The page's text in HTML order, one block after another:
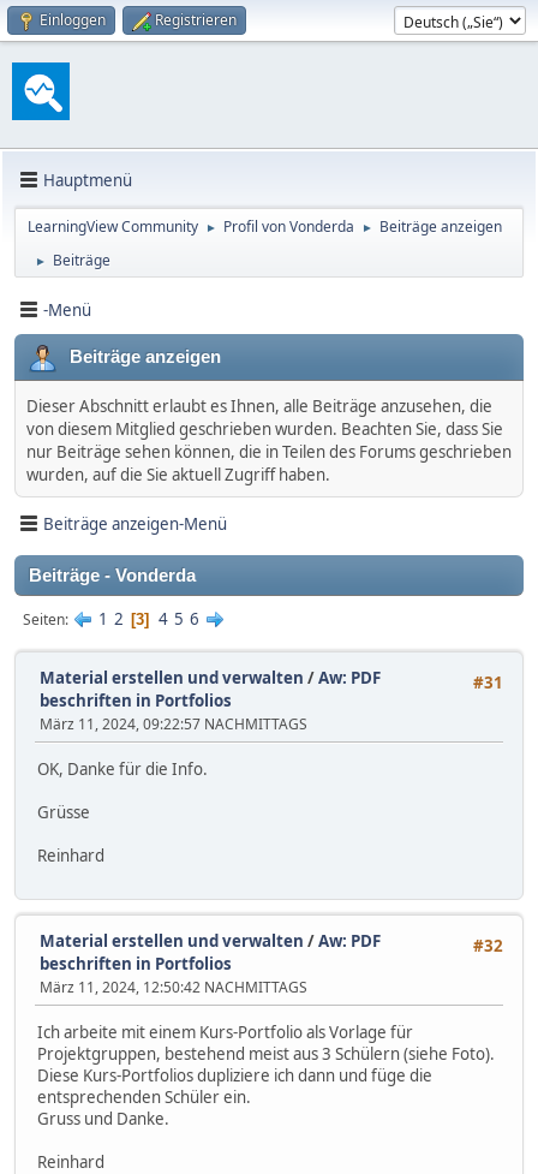
Einloggen Registrieren
Hauptmenü
LearningView Community ► Profil von Vonderda ► Beiträge anzeigen
► Beiträge
-Menü
Beiträge anzeigen
Dieser Abschnitt erlaubt es Ihnen, alle Beiträge anzusehen, die
von diesem Mitglied geschrieben wurden. Beachten Sie, dass Sie
nur Beiträge sehen können, die in Teilen des Forums geschrieben
wurden, auf die Sie aktuell Zugriff haben.
Beiträge anzeigen-Menü
Beiträge - Vonderda
Seiten 1 2 3 4 5 6
#31
Material erstellen und verwalten /Aw: PDF
beschriften in Portfolios
März 11, 2024, 09:22:57 NACHMITTAGS
OK, Danke für die Info.
Grüsse
Reinhard
#32
Material erstellen und verwalten /Aw: PDF
beschriften in Portfolios
März 11, 2024, 12:50:42 NACHMITTAGS
Ich arbeite mit einem Kurs-Portfolio als Vorlage für
Projektgruppen, bestehend meist aus 3 Schülern (siehe Foto).
Diese Kurs-Portfolios dupliziere ich dann und füge die
entsprechenden Schüler ein.
Gruss und Danke.
Reinhard